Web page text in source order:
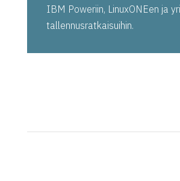
IBM Poweriin, LinuxONEen ja
tallennusratkaisuihin.